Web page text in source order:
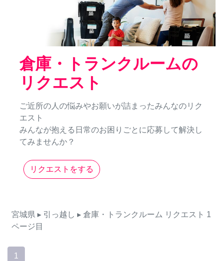
倉庫・トランクルームの
リクエスト
ご近所の人の悩みやお願いが詰まったみんなのリク
エスト
みんなが抱える日常のお困りごとに応募して解決し
てみませんか？
リクエストをする
宮城県 ▸ 引っ越し ▸ 倉庫・トランクルーム リクエスト 1
ページ目
1